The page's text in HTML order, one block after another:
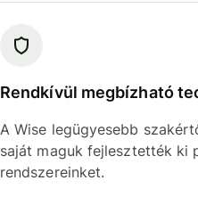
Rendkívül megbízható
A Wise legügyesebb
saját maguk fejlesztették ki
rendszereinket.